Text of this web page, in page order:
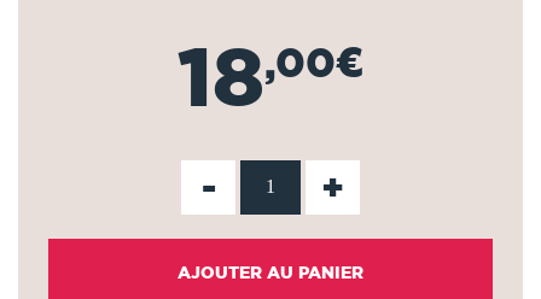
18,00€
- +
AJOUTER AU PANIER